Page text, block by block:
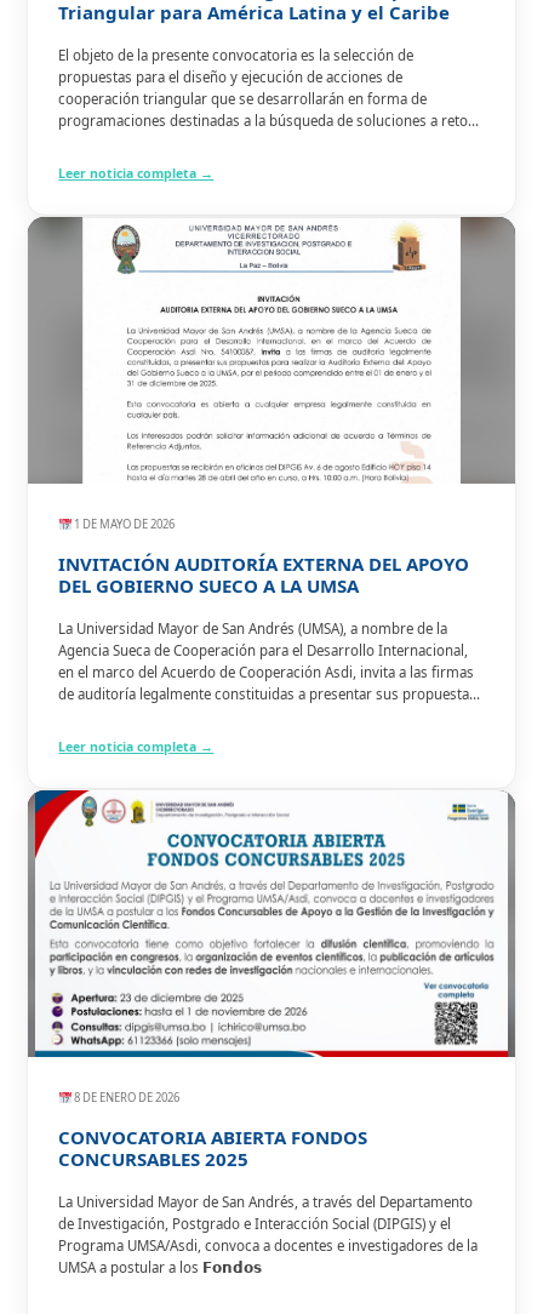
Triangular para América Latina y el Caribe
El objeto de la presente convocatoria es la selección de
propuestas para el diseño y ejecución de acciones de
cooperación triangular que se desarrollarán en forma de
programaciones destinadas a la búsqueda de soluciones a retos
enfoque de demanda, orientadas a la consecución de los
Objetivos de Desarrollo Sostenible (ODS).
Leer noticia completa →
1 DE MAYO DE 2026
INVITACIÓN AUDITORÍA EXTERNA DEL APOYO
DEL GOBIERNO SUECO A LA UMSA
La Universidad Mayor de San Andrés (UMSA), a nombre de la
Agencia Sueca de Cooperación para el Desarrollo Internacional,
en el marco del Acuerdo de Cooperación Asdi, invita a las firmas
de auditoría legalmente constituidas a presentar sus propuestas
Leer noticia completa →
8 DE ENERO DE 2026
CONVOCATORIA ABIERTA FONDOS
CONCURSABLES 2025
La Universidad Mayor de San Andrés, a través del Departamento
de Investigación, Postgrado e Interacción Social (DIPGIS) y el
Programa UMSA/Asdi, convoca a docentes e investigadores de la
UMSA a postular a los 𝗙𝗼𝗻𝗱𝗼𝘀